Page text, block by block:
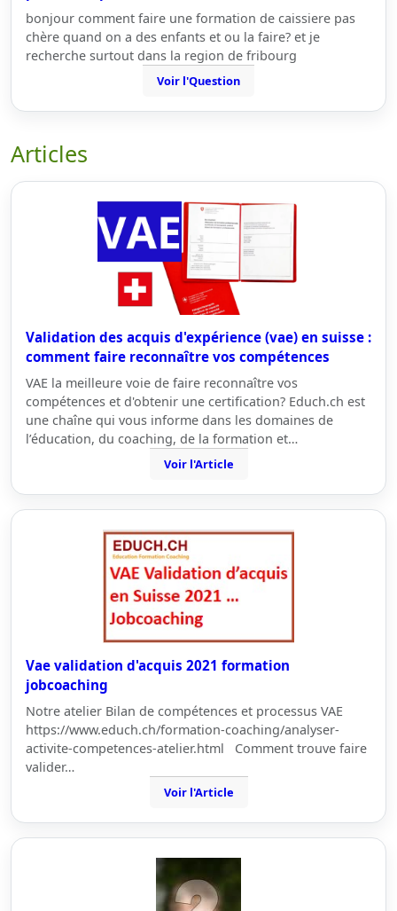
bonjour comment faire une formation de caissiere pas
chère quand on a des enfants et ou la faire? et je
recherche surtout dans la region de fribourg
Voir l'Question
Articles
Validation des acquis d'expérience (vae) en suisse :
comment faire reconnaître vos compétences
VAE la meilleure voie de faire reconnaître vos
compétences et d'obtenir une certification? Educh.ch est
une chaîne qui vous informe dans les domaines de
l’éducation, du coaching, de la formation et…
Voir l'Article
Vae validation d'acquis 2021 formation
jobcoaching
Notre atelier Bilan de compétences et processus VAE
https://www.educh.ch/formation-coaching/analyser-
activite-competences-atelier.html Comment trouve faire
valider…
Voir l'Article